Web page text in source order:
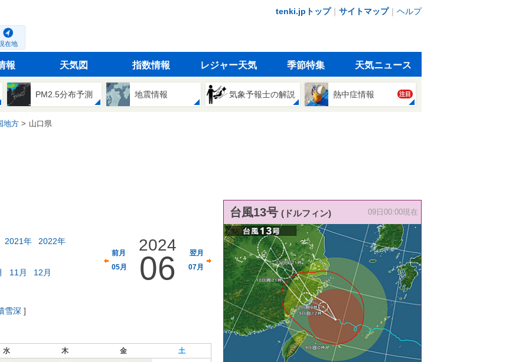
tenki.jpトップ｜ サイトマップ｜ ヘルプ
在地
報 天気図 指数情報 レジャー天気 季節特集 天気ニュース
PM2.5分布予測 地震情報 気象予報士の解説 熱中症情報 注目
地方 山口県
翌月
07月
2024
06
前月
05月
2021年
2022年
11月
12月
雪深 ]
水 木 金
土
台風13号 (ドルフィン) 09日00:00現在